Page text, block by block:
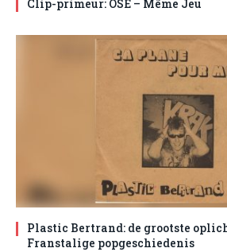
Clip-primeur: OSE – Même Jeu
Plastic Bertrand: de grootste
Franstalige popgeschiedenis